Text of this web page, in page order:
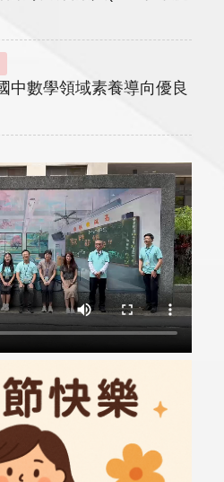
中數學領域素養導向優良